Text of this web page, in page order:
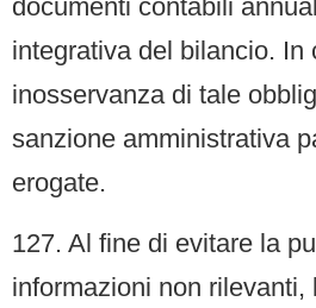
documenti contabili
integrativa del bilancio. In
inosservanza di tale
sanzione amministrativa
erogate.
127. Al fine di evitare la
informazioni non rilevanti,